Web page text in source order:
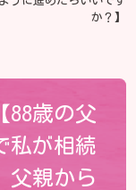
か？】
88歳の父
私が相続
父親から